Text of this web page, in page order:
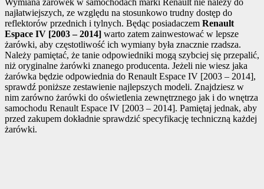
najłatwiejszych, ze względu na stosunkowo trudny dostęp do
reflektorów przednich i tylnych. Będąc posiadaczem Renault
Espace IV [2003 – 2014] warto zatem zainwestować w lepsze
żarówki, aby częstotliwość ich wymiany była znacznie rzadsza.
Należy pamiętać, że tanie odpowiedniki mogą szybciej się przepalić,
niż oryginalne żarówki znanego producenta. Jeżeli nie wiesz jaka
żarówka będzie odpowiednia do Renault Espace IV [2003 – 2014],
sprawdź poniższe zestawienie najlepszych modeli. Znajdziesz w
nim zarówno żarówki do oświetlenia zewnętrznego jak i do wnętrza
samochodu Renault Espace IV [2003 – 2014]. Pamiętaj jednak, aby
przed zakupem dokładnie sprawdzić specyfikację techniczną każdej
żarówki.